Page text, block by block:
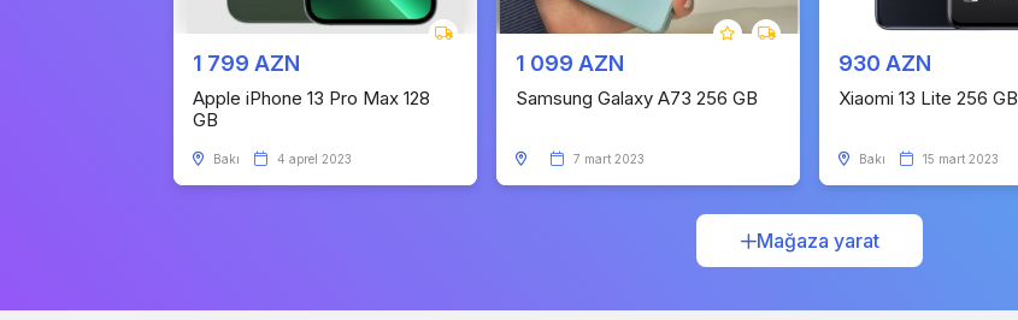
1 799 AZN
Apple iPhone 13 Pro Max 128
GB
Bakı 4 aprel 2023
1 099 AZN
Samsung Galaxy A73 256 GB
7 mart 2023
930 AZN
Xiaomi 13 Lite 256 GB
Bakı 15 mart 2023
Mağaza yarat